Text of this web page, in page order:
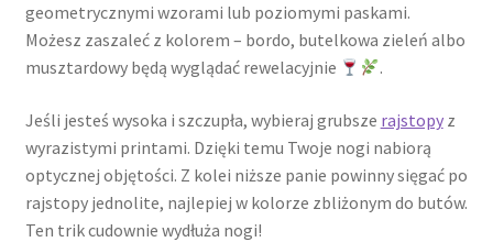
geometrycznymi wzorami lub poziomymi paskami.
Możesz zaszaleć z kolorem – bordo, butelkowa zieleń albo
musztardowy będą wyglądać rewelacyjnie
.
Jeśli jesteś wysoka i szczupła, wybieraj grubsze rajstopyz
wyrazistymi printami. Dzięki temu Twoje nogi nabiorą
optycznej objętości. Z kolei niższe panie powinny sięgać po
rajstopy jednolite, najlepiej w kolorze zbliżonym do butów.
Ten trik cudownie wydłuża nogi!